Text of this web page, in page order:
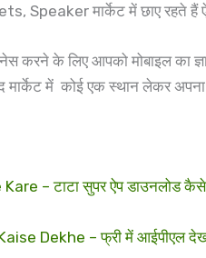
Speaker मार्केट में छाए रहते
करने के लिए आपको मोबाइल का
में कोई एक स्थान लेकर
– टाटा सुपर ऐप डाउनलोड
Dekhe – फ्री में आईपीएल